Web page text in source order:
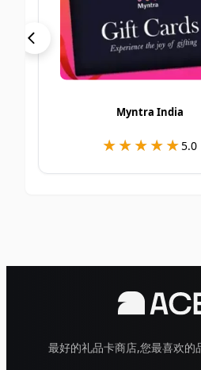
Myntra India
★★★★★
★★★★★5.0
最好的礼品卡商店,您最喜欢的